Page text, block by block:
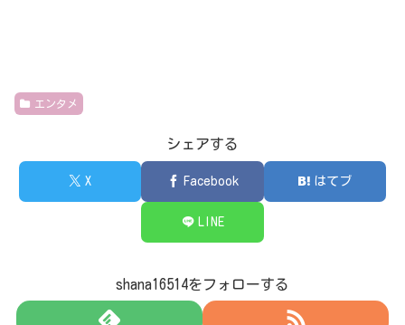
エンタメ
シェアする
X Facebook はてブ
LINE
shana16514をフォローする